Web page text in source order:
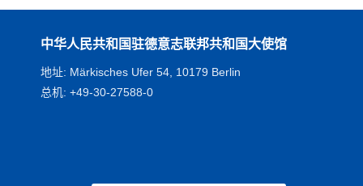
中华人民共和国驻德意志联邦共和国大使馆
地址: Märkisches Ufer 54, 10179 Berlin
总机: +49-30-27588-0